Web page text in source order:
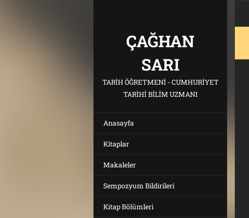
ÇAĞHAN
SARI
TARIH ÖĞRETMENI - CUMHURIYET
TARIHI BILIM UZMANI
Anasayfa
Kitaplar
Makaleler
Sempozyum Bildirileri
Kitap Bölümleri